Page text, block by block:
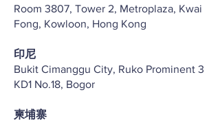
Room 3807, Tower 2, Metroplaza, Kwai
Fong, Kowloon, Hong Kong
印尼
Bukit Cimanggu City, Ruko Prominent 3
KD1 No.18, Bogor
柬埔寨